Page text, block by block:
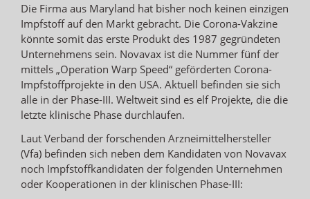
Die Firma aus Maryland hat bisher noch keinen einzigen
Impfstoff auf den Markt gebracht. Die Corona-Vakzine
könnte somit das erste Produkt des 1987 gegründeten
Unternehmens sein. Novavax ist die Nummer fünf der
mittels „Operation Warp Speed“ geförderten Corona-
Impfstoffprojekte in den USA. Aktuell befinden sie sich
alle in der Phase-III. Weltweit sind es elf Projekte, die die
letzte klinische Phase durchlaufen.
Laut Verband der forschenden Arzneimittelhersteller
(Vfa) befinden sich neben dem Kandidaten von Novavax
noch Impfstoffkandidaten der folgenden Unternehmen
oder Kooperationen in der klinischen Phase-III: